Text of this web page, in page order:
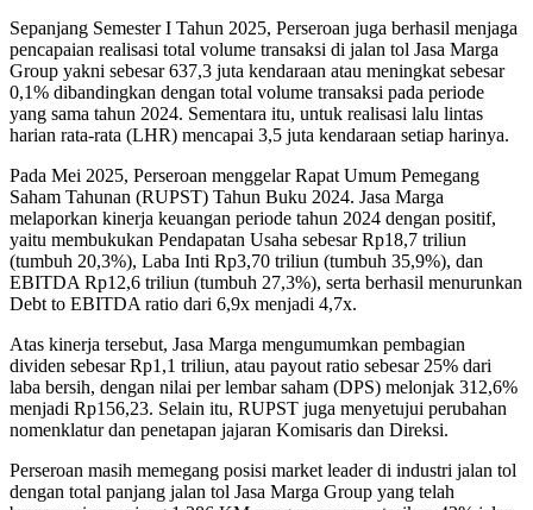
Sepanjang Semester I Tahun 2025, Perseroan juga berhasil menjaga
pencapaian realisasi total volume transaksi di jalan tol Jasa Marga
Group yakni sebesar 637,3 juta kendaraan atau meningkat sebesar
0,1% dibandingkan dengan total volume transaksi pada periode
yang sama tahun 2024. Sementara itu, untuk realisasi lalu lintas
harian rata-rata (LHR) mencapai 3,5 juta kendaraan setiap harinya.
Pada Mei 2025, Perseroan menggelar Rapat Umum Pemegang
Saham Tahunan (RUPST) Tahun Buku 2024. Jasa Marga
melaporkan kinerja keuangan periode tahun 2024 dengan positif,
yaitu membukukan Pendapatan Usaha sebesar Rp18,7 triliun
(tumbuh 20,3%), Laba Inti Rp3,70 triliun (tumbuh 35,9%), dan
EBITDA Rp12,6 triliun (tumbuh 27,3%), serta berhasil menurunkan
Debt to EBITDA ratio dari 6,9x menjadi 4,7x.
Atas kinerja tersebut, Jasa Marga mengumumkan pembagian
dividen sebesar Rp1,1 triliun, atau payout ratio sebesar 25% dari
laba bersih, dengan nilai per lembar saham (DPS) melonjak 312,6%
menjadi Rp156,23. Selain itu, RUPST juga menyetujui perubahan
nomenklatur dan penetapan jajaran Komisaris dan Direksi.
Perseroan masih memegang posisi market leader di industri jalan tol
dengan total panjang jalan tol Jasa Marga Group yang telah